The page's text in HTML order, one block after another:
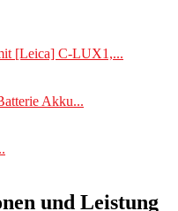
[Leica] C-LUX1,...
Akku...
und Leistung